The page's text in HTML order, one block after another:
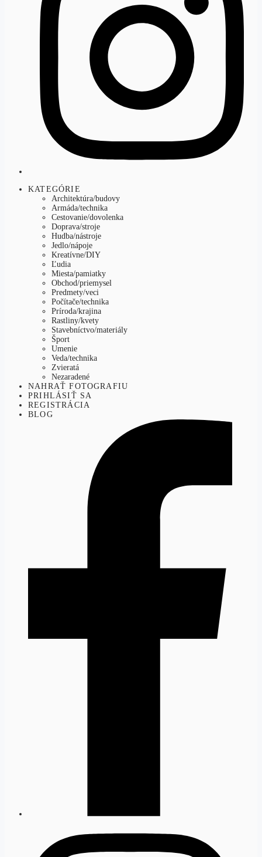
KATEGÓRIE
Architektúra/budovy
Armáda/technika
Cestovanie/dovolenka
Doprava/stroje
Hudba/nástroje
Jedlo/nápoje
Kreatívne/DIY
Ľudia
Miesta/pamiatky
Obchod/priemysel
Predmety/veci
Počítače/technika
Príroda/krajina
Rastliny/kvety
Stavebníctvo/materiály
Šport
Umenie
Veda/technika
Zvieratá
Nezaradené
NAHRAŤ FOTOGRAFIU
PRIHLÁSIŤ SA
REGISTRÁCIA
BLOG